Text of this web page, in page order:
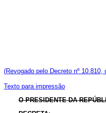
(Revogado pelo Decreto nº 10.810,
Texto para impressão
O PRESIDENTE DA